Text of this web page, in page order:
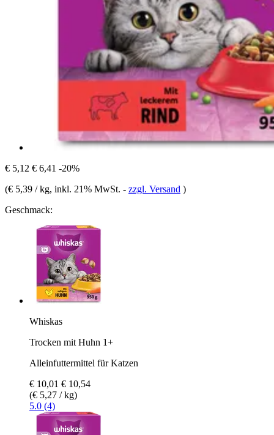
€ 5,12 € 6,41 -20%
(€ 5,39 / kg, inkl. 21% MwSt. - zzgl. Versand )
Geschmack:
Whiskas
Trocken mit Huhn 1+
Alleinfuttermittel für Katzen
€ 10,01 € 10,54
(€ 5,27 / kg)
5.0 (4)